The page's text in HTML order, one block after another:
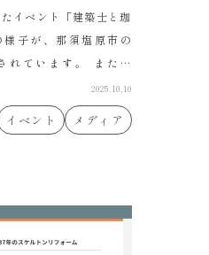
イベント「建築士と珈
子が、那須塩原市の
れています。 また、
2025.10.10
イベント メディア